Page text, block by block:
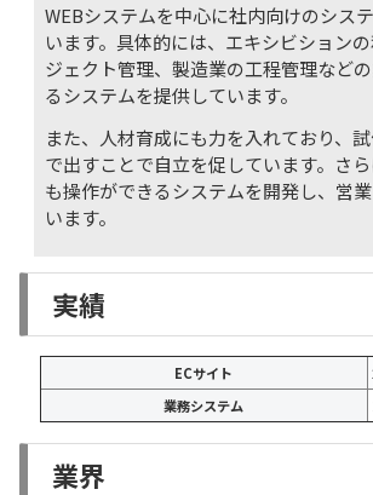
WEBシステムを中心に社内向けのシス
います。具体的には、エキシビション
ジェクト管理、製造業の工程管理など
るシステムを提供しています。
また、人材育成にも力を入れており、
で出すことで自立を促しています。さ
も操作ができるシステムを開発し、営
います。
実績
ECサイト
業務システム
業界